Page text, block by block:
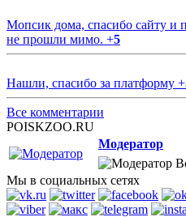
Мопсик дома, спасибо сайту и
не прошли мимо. +5
Нашли, спасибо за платформу +
Все комментарии
POISKZOO.RU
Модератор
Мы в социальных сетях